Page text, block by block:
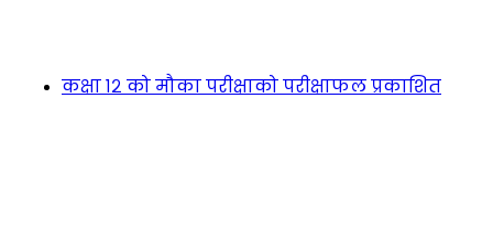
कक्षा १२ को मौका परीक्षाको परीक्षाफल प्रकाशित